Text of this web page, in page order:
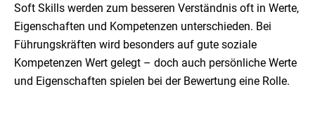
Soft Skills werden zum besseren Verständnis oft in Werte,
Eigenschaften und Kompetenzen unterschieden. Bei
Führungskräften wird besonders auf gute soziale
Kompetenzen Wert gelegt – doch auch persönliche Werte
und Eigenschaften spielen bei der Bewertung eine Rolle.